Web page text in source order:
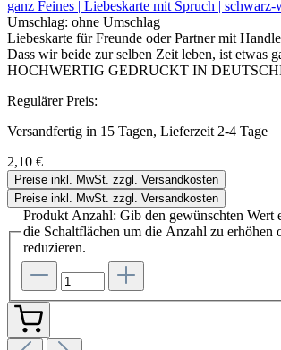
ganz Feines | Liebeskarte mit Spruch | schwarz-
Umschlag: ohne Umschlag
Liebeskarte für Freunde oder Partner mit
Dass wir beide zur selben Zeit leben, ist etwas
HOCHWERTIG GEDRUCKT IN
Regulärer Preis:
Versandfertig in 15 Tagen, Lieferzeit 2-4 Tage
2,10 €
Preise inkl. MwSt. zzgl. Versandkosten
Preise inkl. MwSt. zzgl. Versandkosten
Produkt Anzahl: Gib den gewünschten Wert
die Schaltflächen um die Anzahl zu erhöhen
reduzieren.